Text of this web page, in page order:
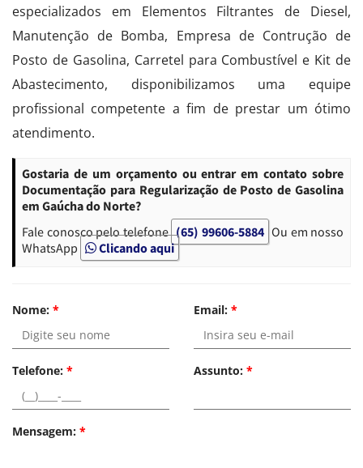
especializados em Elementos Filtrantes de Diesel,
Manutenção de Bomba, Empresa de Contrução de
Posto de Gasolina, Carretel para Combustível e Kit de
Abastecimento, disponibilizamos uma equipe
profissional competente a fim de prestar um ótimo
atendimento.
Gostaria de um orçamento ou entrar em contato sobre
Documentação para Regularização de Posto de Gasolina
em Gaúcha do Norte?
Fale conosco pelo telefone (65) 99606-5884 Ou em nosso
WhatsApp
Clicando aqui
Nome: * Email: *
Telefone: * Assunto: *
Mensagem: *